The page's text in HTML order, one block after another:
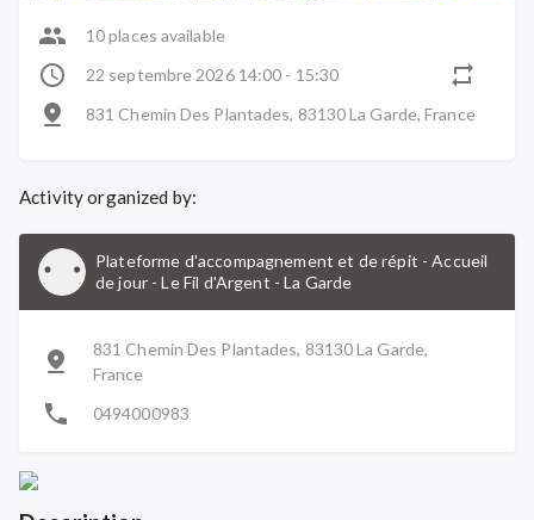
10 places available
22 septembre 2026 14:00 - 15:30
831 Chemin Des Plantades, 83130 La Garde, France
Activity organized by:
Plateforme d'accompagnement et de répit - Accueil
de jour - Le Fil d'Argent -La Garde
831 Chemin Des Plantades, 83130 La Garde,
France
0494000983